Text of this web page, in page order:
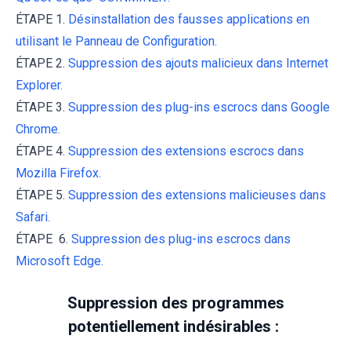
ÉTAPE 1. Désinstallation des fausses applications en
utilisant le Panneau de Configuration.
ÉTAPE 2. Suppression des ajouts malicieux dans Internet
Explorer.
ÉTAPE 3. Suppression des plug-ins escrocs dans Google
Chrome.
ÉTAPE 4. Suppression des extensions escrocs dans
Mozilla Firefox.
ÉTAPE 5. Suppression des extensions malicieuses dans
Safari.
ÉTAPE 6. Suppression des plug-ins escrocs dans
Microsoft Edge.
Suppression des programmes
potentiellement indésirables :